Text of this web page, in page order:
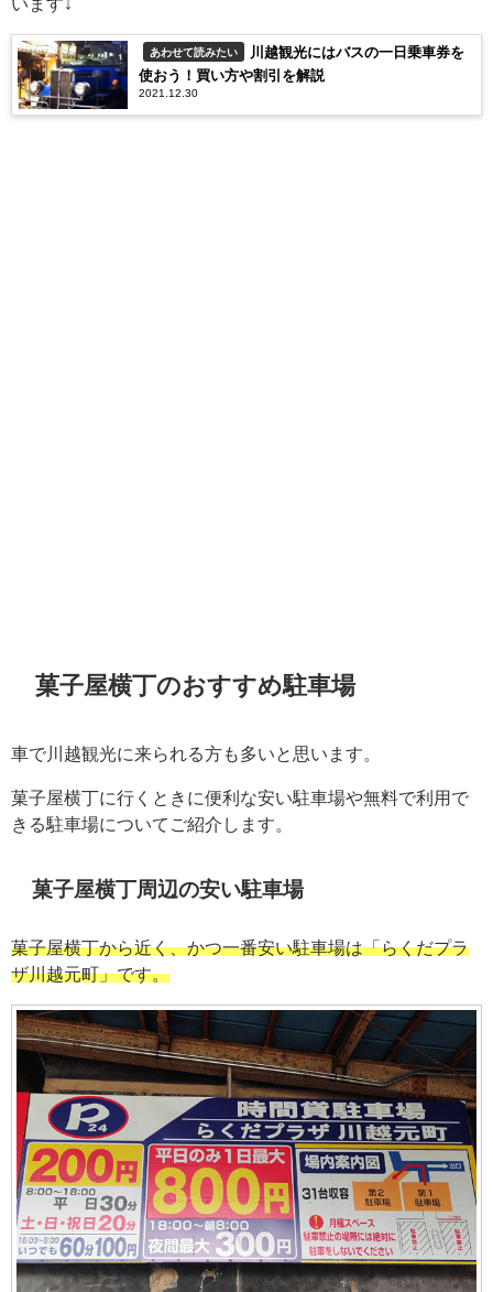
あわせて読みたい
川越観光にはバスの一日乗車券を
使おう！買い方や割引を解説
2021.12.30
菓子屋横丁のおすすめ駐車場
車で川越観光に来られる方も多いと思います。
菓子屋横丁に行くときに便利な安い駐車場や無料で利用で
きる駐車場についてご紹介します。
菓子屋横丁周辺の安い駐車場
菓子屋横丁から近く、かつ一番安い駐車場は「らくだプラ
ザ川越元町」です。